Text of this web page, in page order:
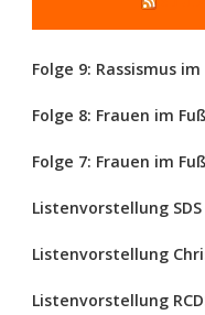
Folge 9: Rassismus
Folge 8: Frauen im
Folge 7: Frauen im
Listenvorstellung SDS
Listenvorstellung
Listenvorstellung